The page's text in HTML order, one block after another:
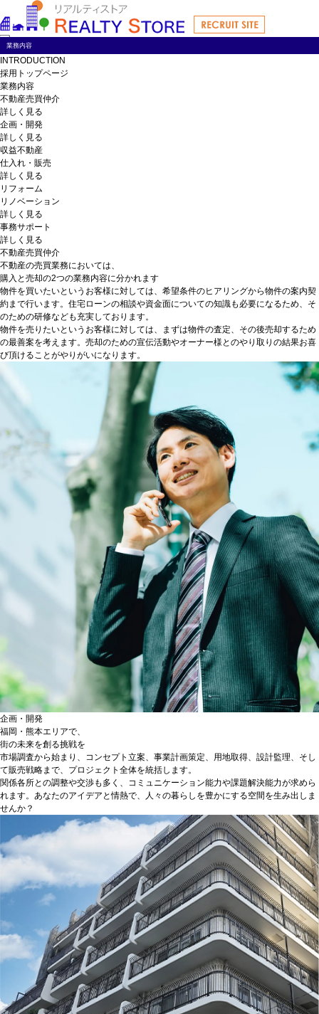
トップページ
私たちについて
仕事を知る
人を知る
教育制度
社内活動
キャリアパス
ENTRY
業務内容
INTRODUCTION
採用トップページ
業務内容
不動産売買仲介
詳しく見る
企画・開発
詳しく見る
収益不動産
仕入れ・販売
詳しく見る
リフォーム
リノベーション
詳しく見る
事務サポート
詳しく見る
不動産売買仲介
不動産の売買業務においては、
購入と売却の2つの業務内容に分かれます
物件を買いたいというお客様に対しては、希望条件のヒアリングから物件の案内契
約まで行います。住宅ローンの相談や資金面についての知識も必要になるため、そ
のための研修なども充実しております。
物件を売りたいというお客様に対しては、まずは物件の査定、その後売却するため
の最善案を考えます。売却のための宣伝活動やオーナー様とのやり取りの結果お喜
び頂けることがやりがいになります。
企画・開発
福岡・熊本エリアで、
街の未来を創る挑戦を
市場調査から始まり、コンセプト立案、事業計画策定、用地取得、設計監理、そし
て販売戦略まで、プロジェクト全体を統括します。
関係各所との調整や交渉も多く、コミュニケーション能力や課題解決能力が求めら
れます。あなたのアイデアと情熱で、人々の暮らしを豊かにする空間を生み出しま
せんか？